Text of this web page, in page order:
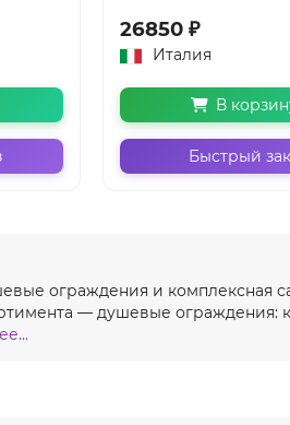
26850 ₽
Италия
В
Быстрый
ограждения и комплексная
— душевые ограждения: